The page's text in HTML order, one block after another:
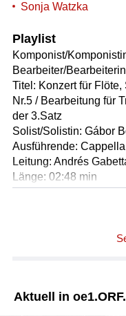
Sonja Watzka
Playlist
Komponist/
Bearbeiter/
Titel: Konzert für
Nr.5 / Bearbeitung für
der 3.Satz
Solist/Solistin: Gábor
Ausführende:
Leitung: Andrés
Länge: 02:48 min
Label: Sony Music
Ausführende:
Leitung: Bernhard
Aktuell in